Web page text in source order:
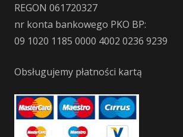
REGON 061720327
nr konta bankowego PKO BP:
09 1020 1185 0000 4002 0236 9239
Obsługujemy płatności kartą